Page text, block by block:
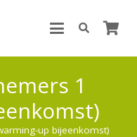
1
up bijeenkomst)